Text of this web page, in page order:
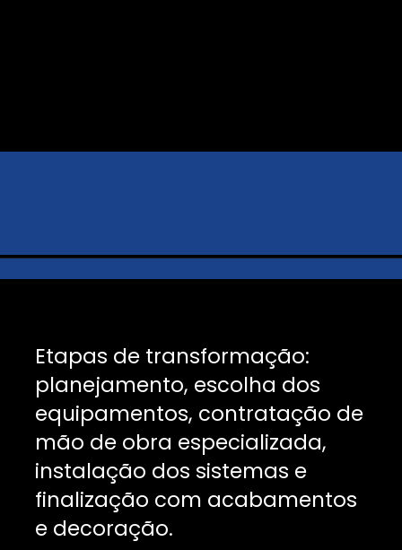
Etapas de transformação:
planejamento, escolha dos
equipamentos, contratação de
mão de obra especializada,
instalação dos sistemas e
finalização com acabamentos
e decoração.